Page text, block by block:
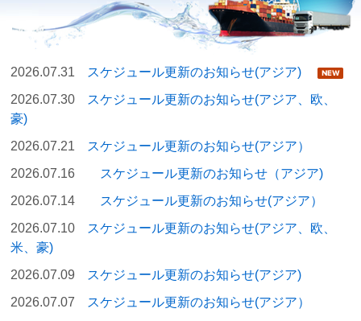
2026.07.31
スケジュール更新のお知らせ(アジア)
2026.07.30
スケジュール更新のお知らせ(アジア、欧、
豪)
2026.07.21
スケジュール更新のお知らせ(アジア）
2026.07.16
スケジュール更新のお知らせ（アジア)
2026.07.14
スケジュール更新のお知らせ(アジア）
2026.07.10
スケジュール更新のお知らせ(アジア、欧、
米、豪)
2026.07.09
スケジュール更新のお知らせ(アジア)
2026.07.07
スケジュール更新のお知らせ(アジア）